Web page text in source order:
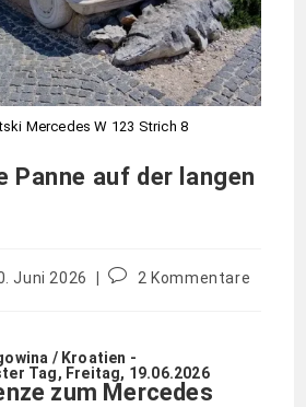
Mercedes W 123 Strich 8
Panne auf der langen
Juni 2026 2 Kommentare
/ Kroatien -
Tag, Freitag, 19.06.2026
zum Mercedes